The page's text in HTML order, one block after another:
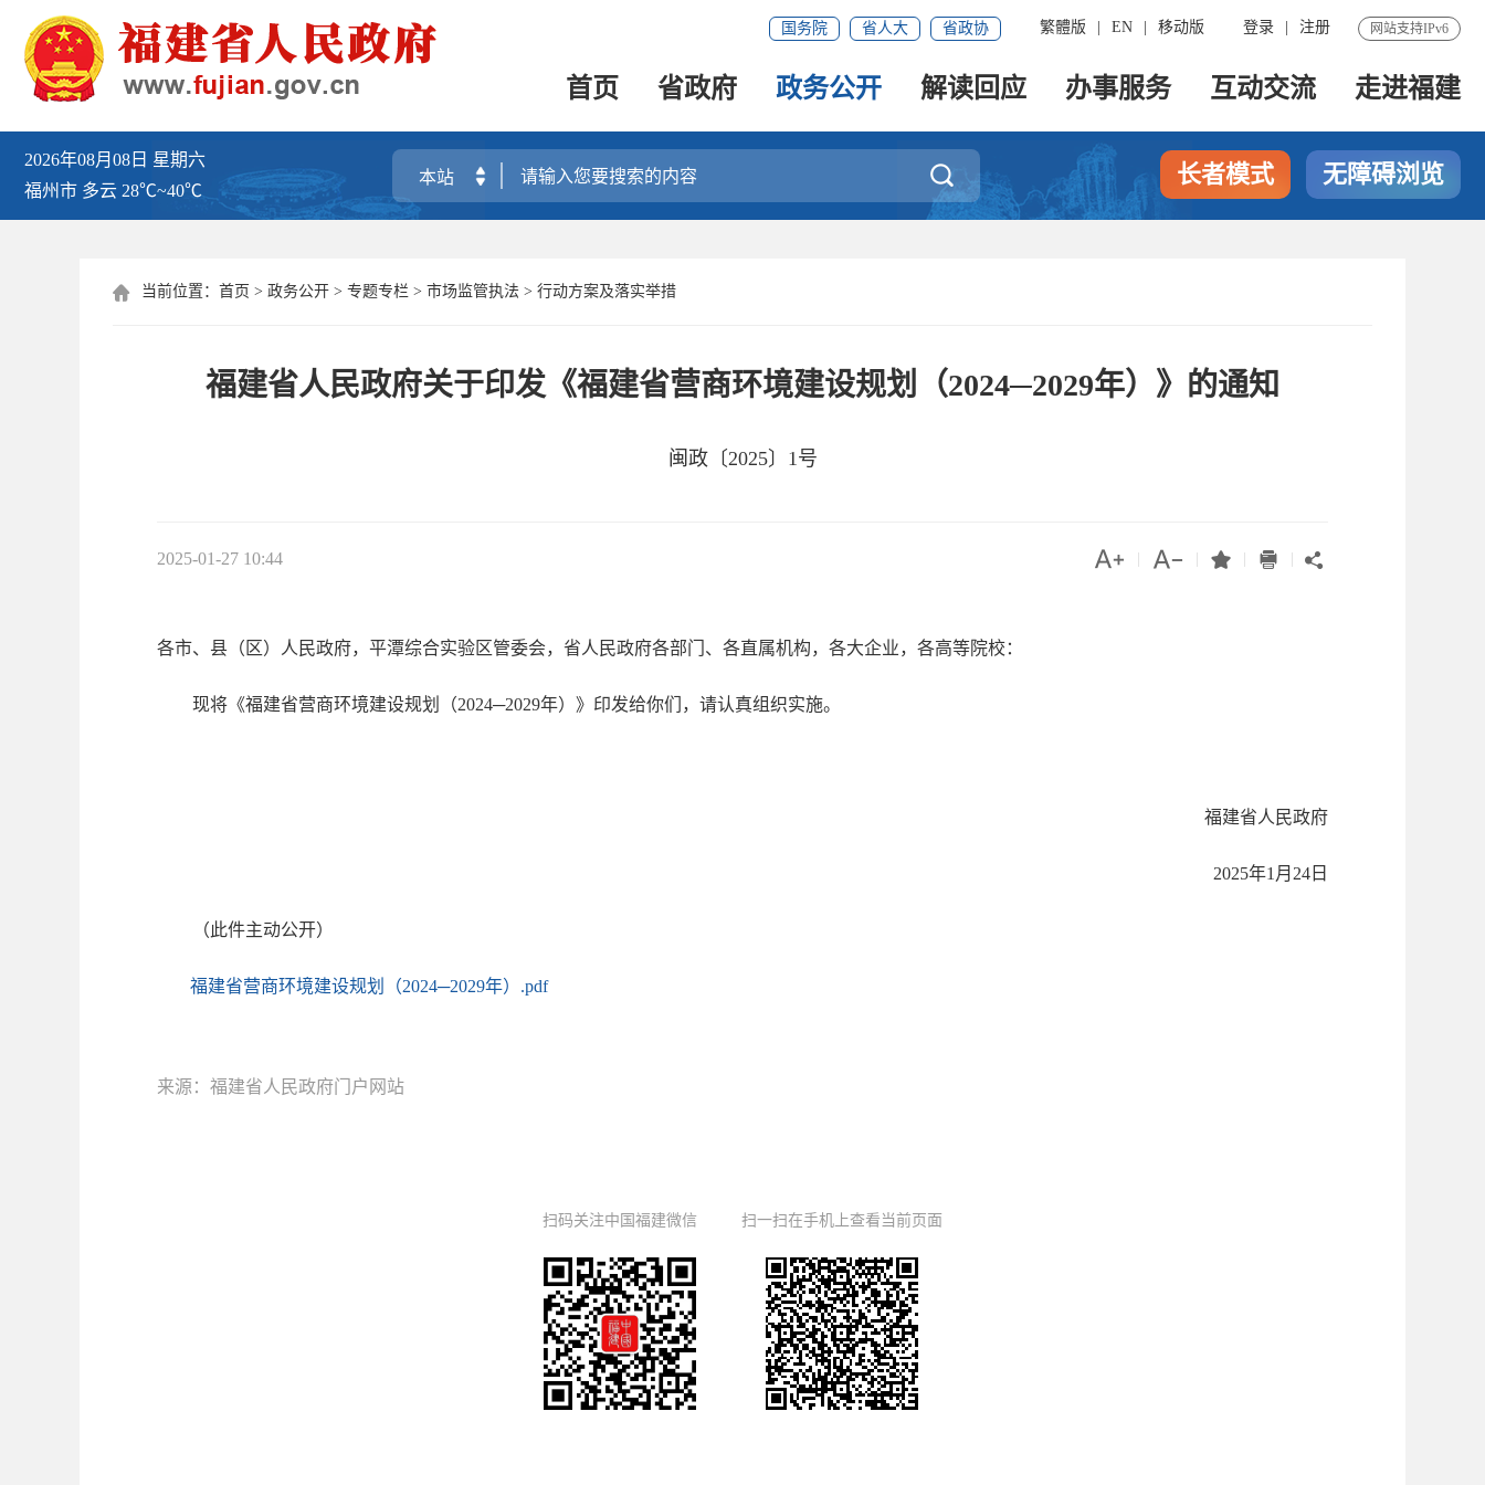
网站支持IPv6
登录 注册
繁體版 EN 移动版
国务院 省人大 省政协
首页 省政府 政务公开 解读回应 办事服务 互动交流 走进福建
2026年08月08日 星期六
福州市 多云 28℃~40℃
 长者模式 无障碍浏览
 当前位置： 首页 > 政务公开 > 专题专栏 > 市场监管执法 > 行动方案及落实举措
福建省人民政府关于印发《福建省营商环境建设规划（2024─2029年）》的通知
闽政〔2025〕1号
2025-01-27 10:44     
各市、县（区）人民政府，平潭综合实验区管委会，省人民政府各部门、各直属机构，各大企业，各高等院校：
现将《福建省营商环境建设规划（2024─2029年）》印发给你们，请认真组织实施。
福建省人民政府
2025年1月24日
（此件主动公开）
福建省营商环境建设规划（2024─2029年）.pdf
来源：福建省人民政府门户网站
扫码关注中国福建微信 扫一扫在手机上查看当前页面